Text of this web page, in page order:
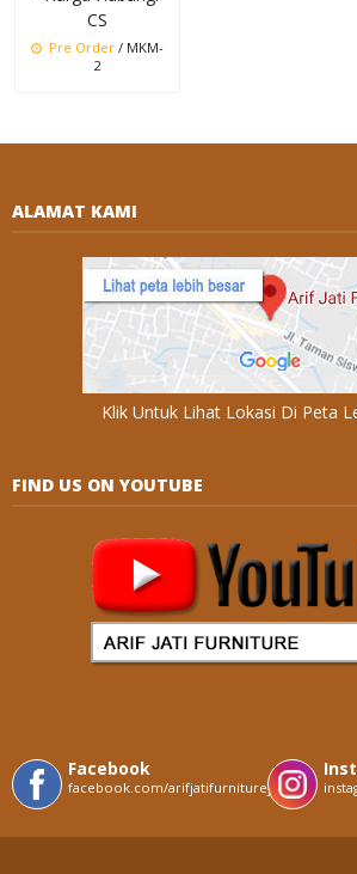
CS
Pre Order/ MKM-
2
ALAMAT KAMI
Klik Untuk Lihat Lokasi Di Peta
FIND US ON YOUTUBE
Facebook
facebook.com/arifjatifurniturejepara